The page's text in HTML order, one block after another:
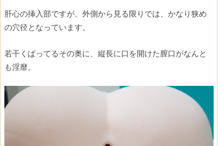
肝心の挿入部ですが、外側から見る限りでは、かなり狭め
の穴径となっています。
若干くぱってるその奥に、縦長に口を開けた膣口がなんと
も淫靡。